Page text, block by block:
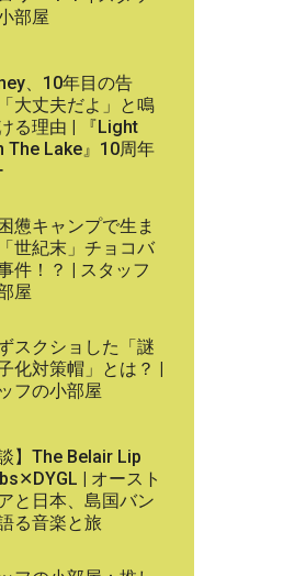
部屋
、10年目の告
大丈夫だよ」と鳴
る理由 | 『Light
The Lake』10周年
憊キャンプで生ま
世紀末」チョコバ
件！？ | スタッフ
屋
スクショした「謎
化対策帽」とは？ |
フの小部屋
談】The Belair Lip
| オースト
と日本、島国バン
る音楽と旅